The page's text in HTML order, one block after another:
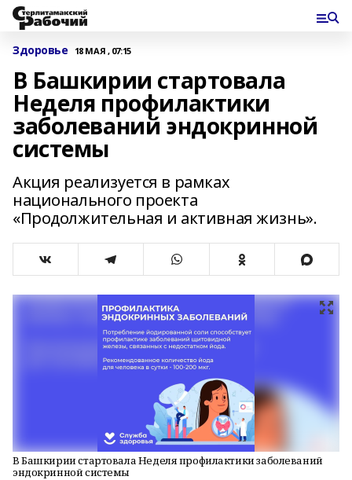
Здоровье 18 МАЯ , 07:15
В Башкирии стартовала
Неделя профилактики
заболеваний эндокринной
системы
Акция реализуется в рамках
национального проекта
«Продолжительная и активная жизнь».
В Башкирии стартовала Неделя профилактики заболеваний
эндокринной системы